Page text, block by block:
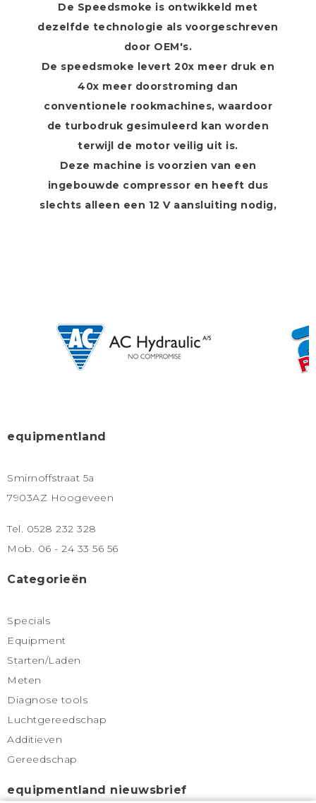
De Speedsmoke is ontwikkeld met
dezelfde technologie als voorgeschreven
door OEM's.
De speedsmoke levert 20x meer druk en
40x meer doorstroming dan
conventionele rookmachines, waardoor
de turbodruk gesimuleerd kan worden
terwijl de motor veilig uit is.
Deze machine is voorzien van een
ingebouwde compressor en heeft dus
slechts alleen een 12 V aansluiting nodig,
equipmentland
Smirnoffstraat 5a
7903AZ Hoogeveen
Tel. 0528 232 328
Mob. 06 - 24 33 56 56
Categorieën
Specials
Equipment
Starten/Laden
Meten
Diagnose tools
Luchtgereedschap
Additieven
Gereedschap
equipmentland nieuwsbrief